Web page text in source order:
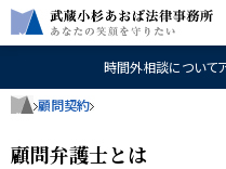
時間外相談について
顧問契約
顧問弁護士とは